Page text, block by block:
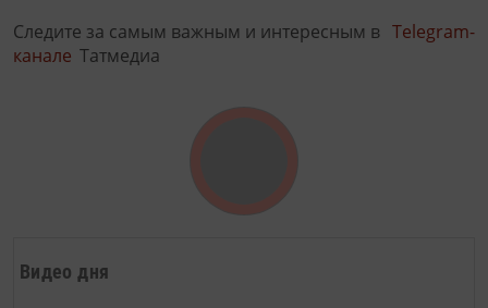
Видео дня
Следите за самым важным и интересным в Telegram-
канале Татмедиа